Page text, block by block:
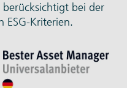
bei der
ESG-Kriterien.